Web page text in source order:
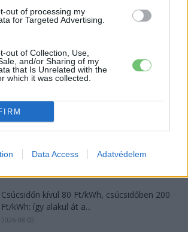
out of processing my
for Targeted Advertising.
out of Collection, Use,
and/or Sharing of my
that Is Unrelated with the
which it was collected.
Data Access Adatvédelem
A Leapmotor átlépte a 100 ezres
124%-kal nőtt a BYD exportja — ez lehet az
csererekordja
Csúcsidőn kívül 80 Ft/kWh, csúcsidőben 200
Ft/kWh: így alakul át a...
2026-08-02